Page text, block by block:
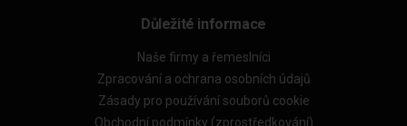
Důležité informace
Naše firmy a řemeslníci
Zpracování a ochrana osobních údajů
Zásady pro používání souborů cookie
Obchodní podmínky (zprostředkování)